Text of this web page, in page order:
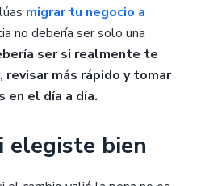
migrar tu negocio a
no debería ser solo una
ser si realmente te
revisar más rápido y tomar
en el día a día.
elegiste bien